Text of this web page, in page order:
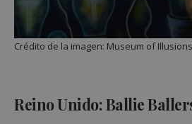
Crédito de la imagen: Museum of Illusions
Reino Unido: Ballie